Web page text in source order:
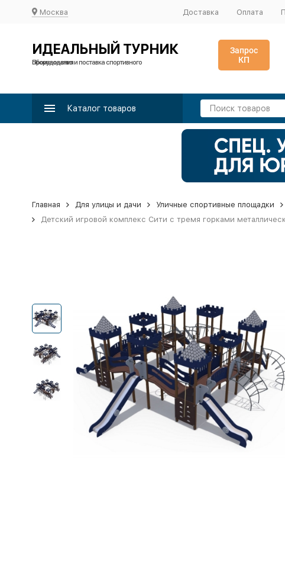
Москва Доставка Оплата
ИДЕАЛЬНЫЙ ТУРНИК
Производство и поставка спортивного оборудования
Запрос
КП
Каталог товаров
Главная Для улицы и дачи Уличные спортивные площадки
Детский игровой комплекс Сити с тремя горками